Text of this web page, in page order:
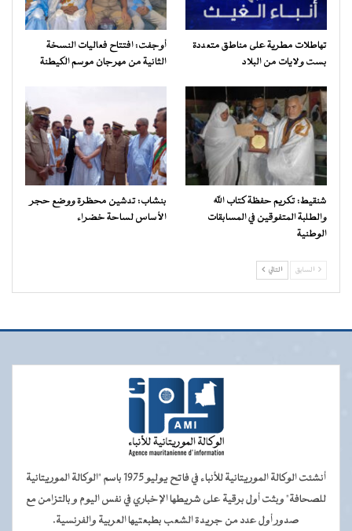
تهاطلات مطرية على مناطق متعددة
بست ولايات من البلاد
أوجفت: افتتاح فعاليات النسخة
الثانية من مهرجان موسم الكيطنة
شنقيط: تكريم حفظة كتاب الله
والطلبة المتفوقين في المسابقات
الوطنية
بنشاب: تدشين محظرة ووضع حجر
الأساس لساحة خضراء
السابق التالي
أنشئت الوكالة الموريتانية للأنباء في فاتح يوليو 1975 باسم "الوكالة الموريتانية
للصحافة" وبثت أول برقية على شريطها الإخباري في نفس اليوم و بالتزامن مع
صدور أول عدد من جريدة الشعب بطبعتيها العربية والفرنسية.